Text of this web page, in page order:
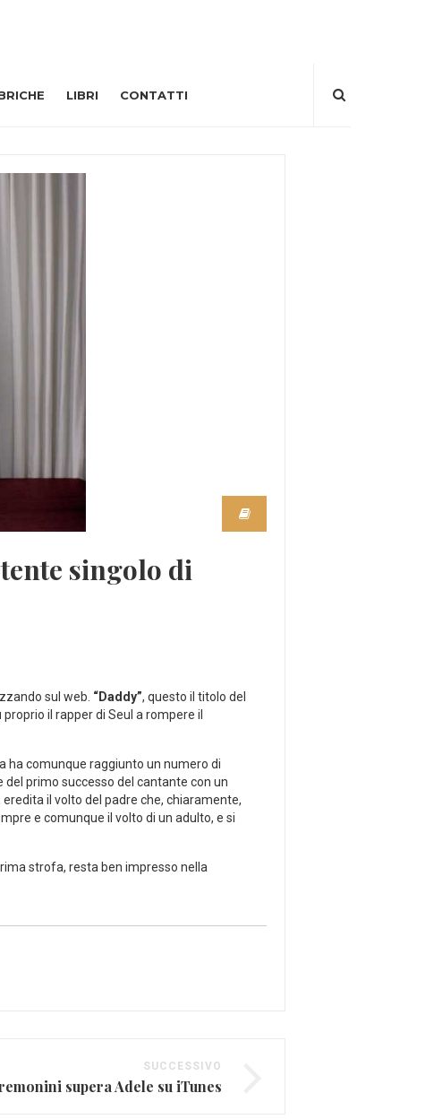
LIBRI CONTATTI
singolo di
sul web. “Daddy”, questo il titolo del
il rapper di Seul a rompere il
ha comunque raggiunto un numero di
primo successo del cantante con un
il volto del padre che, chiaramente,
e comunque il volto di un adulto, e si
strofa, resta ben impresso nella
SUCCESSIVO
supera Adele su iTunes